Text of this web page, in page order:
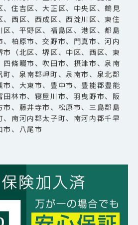
、住吉区、大正区、中央区、鶴見
西区、西成区、西淀川区、東住
、平野区、福島区、港区、都島
柏原市、交野市、門真市、河内
（北区、堺区、中区、西区、東
四條畷市、吹田市、摂津市、泉南
、泉南郡岬町、泉南市、泉北郡
、大東市、豊中市、豊能郡豊能
林市、寝屋川市、羽曳野市、阪
市、藤井寺市、松原市、三島郡島
南河内郡太子町、南河内郡千早
市、八尾市